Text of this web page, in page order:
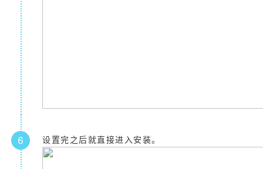
6 设置完之后就直接进入安装。